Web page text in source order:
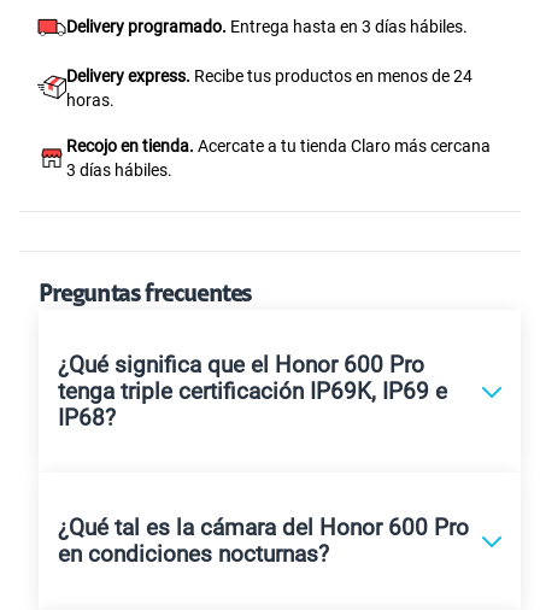
Delivery programado. Entrega hasta en 3 días hábiles.
Delivery express. Recibe tus productos en menos de 24
horas.
Recojo en tienda. Acercate a tu tienda Claro más cercana
3 días hábiles.
Preguntas frecuentes
¿Qué significa que el Honor 600 Pro
tenga triple certificación IP69K, IP69 e
IP68?
¿Qué tal es la cámara del Honor 600 Pro
en condiciones nocturnas?